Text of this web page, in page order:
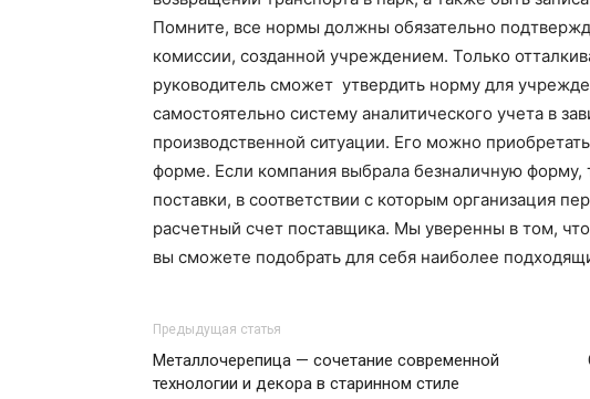
Помните, все нормы должны обязательно
комиссии, созданной учреждением. Только
руководитель сможет утвердить норму для
самостоятельно систему аналитического учета в
производственной ситуации. Его можно
форме. Если компания выбрала безналичную форму,
поставки, в соответствии с которым организация
расчетный счет поставщика. Мы уверенны в том,
вы сможете подобрать для себя наиболее
Предыдущая статья
Металлочерепица — сочетание современной
технологии и декора в старинном стиле